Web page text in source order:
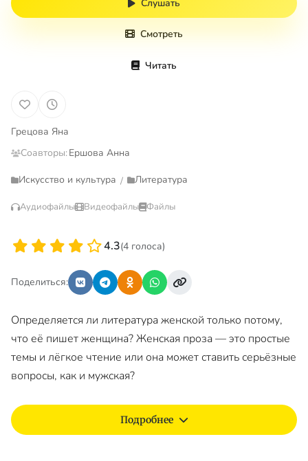
Слушать
Смотреть
Читать
Грецова Яна
Соавторы:Ершова Анна
Искусство и культура / Литература
Аудиофайлы Видеофайлы Файлы
4.3(4 голоса)
Поделиться:
Определяется ли литература женской только потому,
что её пишет женщина? Женская проза — это простые
темы и лёгкое чтение или она может ставить серьёзные
вопросы, как и мужская?
Подробнее